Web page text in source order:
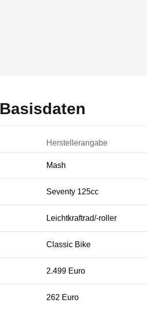
Basisdaten
Herstellerangabe
Mash
Seventy 125cc
Leichtkraftrad/-roller
Classic Bike
2.499 Euro
262 Euro